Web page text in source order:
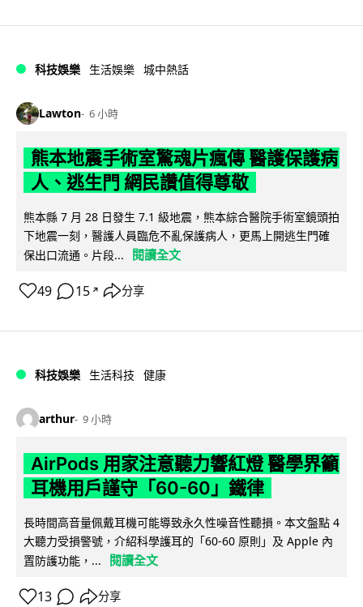
科技娛樂 生活娛樂 城中熱話
Lawton 6 小時
熊本地震手術室驚魂片瘋傳 醫護保護病
人、逃生門 網民讚值得尊敬
熊本縣 7 月 28 日發生 7.1 級地震，熊本綜合醫院手術室鏡頭拍
下地震一刻，醫護人員臨危不亂保護病人，更馬上開逃生門確
保出口流通。片段...
閱讀全文
49 15 ↗ 分享
科技娛樂 生活科技 健康
arthur 9 小時
AirPods 用家注意聽力響紅燈 醫學界籲
耳機用戶謹守「60-60」鐵律
長時間高音量佩戴耳機可能導致永久性噪音性聽損。本文盤點 4
大聽力受損警號，介紹科學護耳的「60-60 原則」及 Apple 內
置防護功能，...
閱讀全文
13 分享